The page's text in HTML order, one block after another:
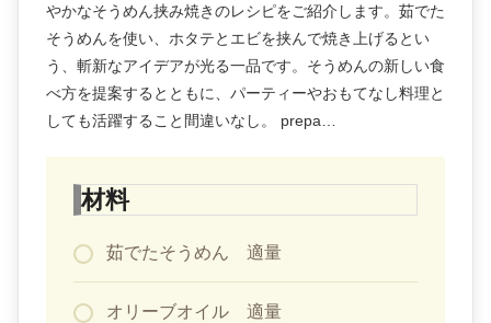
やかなそうめん挟み焼きのレシピをご紹介します。茹でた
そうめんを使い、ホタテとエビを挟んで焼き上げるとい
う、斬新なアイデアが光る一品です。そうめんの新しい食
べ方を提案するとともに、パーティーやおもてなし料理と
しても活躍すること間違いなし。 prepa…
材料
茹でたそうめん 適量
オリーブオイル 適量